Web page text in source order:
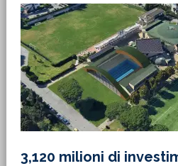
3,120 milioni di